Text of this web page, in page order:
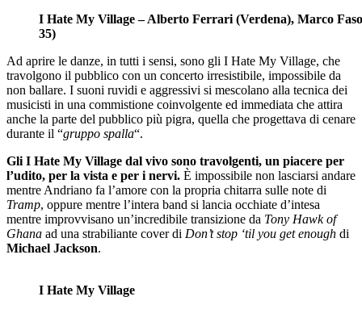
I Hate My Village – Alberto Ferrari (Verdena), Marco
35)
Ad aprire le danze, in tutti i sensi, sono gli I Hate My Village, che
travolgono il pubblico con un concerto irresistibile, impossibile da
non ballare. I suoni ruvidi e aggressivi si mescolano alla tecnica dei
musicisti in una commistione coinvolgente ed immediata che attira
anche la parte del pubblico più pigra, quella che progettava di cenare
durante il “gruppo spalla“.
Gli I Hate My Village dal vivo sono travolgenti, un piacere per
l’udito, per la vista e per i nervi. È impossibile non lasciarsi andare
mentre Andriano fa l’amore con la propria chitarra sulle note di
Tramp, oppure mentre l’intera band si lancia occhiate d’intesa
mentre improvvisano un’incredibile transizione da Tony Hawk of
Ghana ad una strabiliante cover di Don’t stop ‘til you get enough di
Michael Jackson.
I Hate My Village